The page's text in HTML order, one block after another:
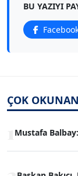
BU YAZIYI
ÇOK
Mustafa